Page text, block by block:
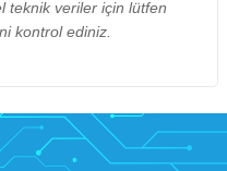
teknik veriler için lütfen
kontrol ediniz.